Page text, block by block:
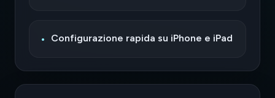
Configurazione rapida su iPhone e iPad